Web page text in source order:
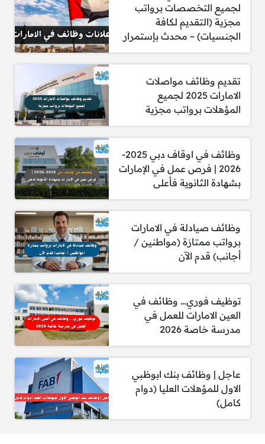
3. نائب رئيس – خدمات الموارد البشرية المشتركة
4. متدرب خريج – برنامج “رحلة الاكتشاف”
5. برنامج نَوْرُس – لتأهيل خريجي المدارس للعمل في
المجالات التشغيلية
رواتب موانئ أبوظبي
تُعتبر موانئ أبوظبي واحدة من أبرز الجهات الحكومية
في قطاع الخدمات اللوجستية والنقل البحري،
وتحرص على تقديم رواتب مجزية تتماشى مع
الخبرات والمؤهلات. عادةً ما تبدأ الرواتب من حوالي
40,000 درهم
إماراتيللمناصب الإشرافية والقيادية.
لجميع التخصصات برواتب
مجزية (التقديم لكافة
الجنسيات) – محدث بإستمرار
تقديم وظائف مواصلات
الامارات 2025 لجميع
المؤهلات برواتب مجزية
وظائف في اوقاف دبي 2025-
2026 | فرص عمل في الإمارات
بشهادة الثانوية فأعلى
وظائف صيادلة في الامارات
برواتب ممتازة (مواطنين /
أجانب) قدم الآن
توظيف فوري… وظائف في
العين الامارات للعمل في
مدرسة خاصة 2026
عاجل | وظائف بنك ابوظبي
الاول للمؤهلات العليا (دوام
كامل)